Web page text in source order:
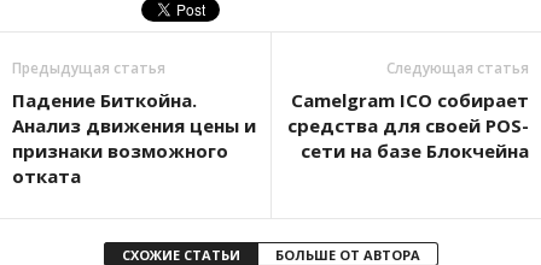
Предыдущая статья
Падение Биткойна.
Анализ движения цены и
признаки возможного
отката
Следующая статья
Camelgram ICO собирает
средства для своей POS-
сети на базе Блокчейна
СХОЖИЕ СТАТЬИ БОЛЬШЕ ОТ АВТОРА